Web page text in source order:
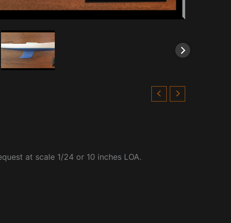
at scale 1/24 or 10 inches LOA.